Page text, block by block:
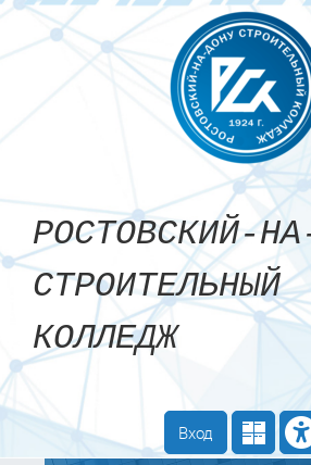
Перейти к основному содержанию
РОСТОВСКИЙ-
СТРОИТЕЛЬНЫЙ
КОЛЛЕДЖ
Вход